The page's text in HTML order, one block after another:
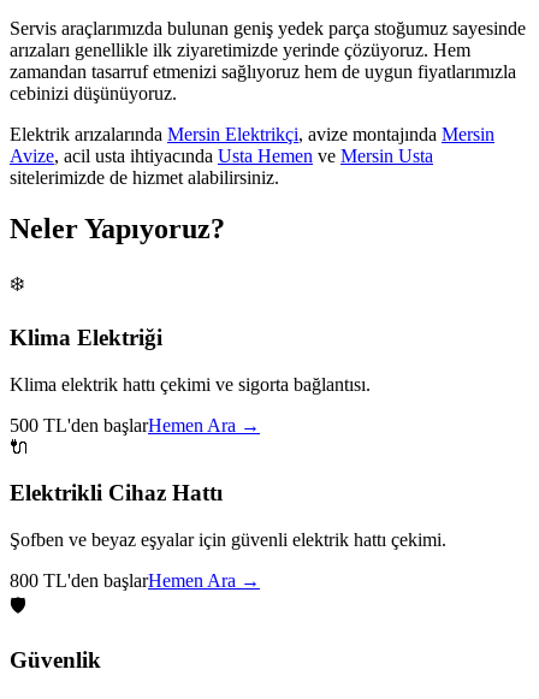
Servis araçlarımızda bulunan geniş yedek parça stoğumuz sayesinde
arızaları genellikle ilk ziyaretimizde yerinde çözüyoruz. Hem
zamandan tasarruf etmenizi sağlıyoruz hem de uygun fiyatlarımızla
cebinizi düşünüyoruz.
Elektrik arızalarında Mersin Elektrikçi, avize montajında Mersin
Avize, acil usta ihtiyacında Usta Hemen ve Mersin Usta
sitelerimizde de hizmet alabilirsiniz.
Neler Yapıyoruz?
❄️
Klima Elektriği
Klima elektrik hattı çekimi ve sigorta bağlantısı.
500 TL'den başlarHemen Ara →
🔌
Elektrikli Cihaz Hattı
Şofben ve beyaz eşyalar için güvenli elektrik hattı çekimi.
800 TL'den başlarHemen Ara →
🛡️
Güvenlik